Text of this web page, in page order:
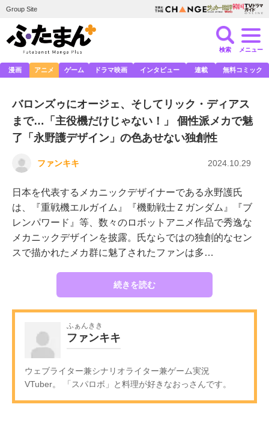
Group Site
検索 メニュー
漫画 アニメ ゲーム ドラマ映画 インタビュー 連載 無料コミック
バロンズゥにオージェ、そしてリック・ディアス
まで…「主役機だけじゃない！」 個性派メカで魅
了「永野護デザイン」の色あせない独創性
ファンキキ 2024.10.29
日本を代表するメカニックデザイナーである永野護氏
は、『重戦機エルガイム』『機動戦士Ｚガンダム』『ブ
レンパワード』等、数々のロボットアニメ作品で秀逸な
メカニックデザインを披露。氏ならではの独創的なセン
スで描かれたメカ群に魅了されたファンは多…
続きを読む
ふぁんきき
ファンキキ
ウェブライター兼シナリオライター兼ゲーム実況
VTuber。 「スパロボ」と料理が好きなおっさんです。